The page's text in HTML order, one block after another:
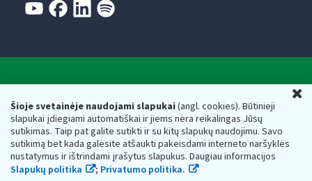
Šioje svetainėje naudojami slapukai(angl. cookies). Būtinieji
slapukai įdiegiami automatiškai ir jiems nėra reikalingas Jūsų
sutikimas. Taip pat galite sutikti ir su kitų slapukų naudojimu. Savo
sutikimą bet kada galėsite atšaukti pakeisdami interneto naršyklės
nustatymus ir ištrindami įrašytus slapukus. Daugiau informacijos
Slapukų politika
; Privatumo politika.
Respublikos finansų ministerijos
Biudžetinė įstaiga. Juridinio asmens kodas — 188659752,
adresas: Vasario 16-osios g. 14, 01107 Vilnius, Lietuva, el.paštas:
vmi@vmi.lt, E. pristatymo dėžutės adresas 188659752
Duomenys apie Valstybinę mokesčių inspekciją prie Lietuvos
Respublikos finansų ministerijos kaupiami ir saugomi Juridinių